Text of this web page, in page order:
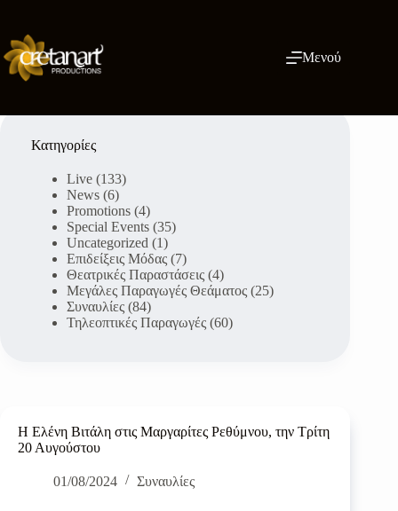
περιεχόμενο
Μενού
Η Ελένη Βιτάλη στις Μαργαρίτες Ρεθύμνου, την Τρίτη
20 Αυγούστου
01/08/2024 Συναυλίες
Κατηγορίες
Live (133)
News (6)
Promotions (4)
Special Events (35)
Uncategorized (1)
Επιδείξεις Μόδας (7)
Θεατρικές Παραστάσεις (4)
Μεγάλες Παραγωγές Θεάματος (25)
Συναυλίες (84)
Τηλεοπτικές Παραγωγές (60)